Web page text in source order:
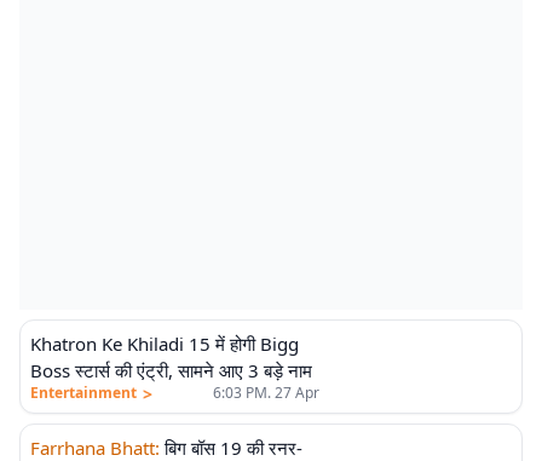
Khatron Ke Khiladi 15 में होगी Bigg
Boss स्टार्स की एंट्री, सामने आए 3 बड़े नाम
Entertainment > 6:03 PM. 27 Apr
Farrhana Bhatt: बिग बॉस 19 की रनर-